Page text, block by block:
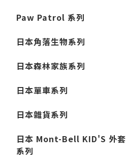
Paw Patrol 系列
日本角落生物系列
日本森林家族系列
日本單車系列
日本雜貨系列
日本 Mont-Bell KID'S 外套
系列